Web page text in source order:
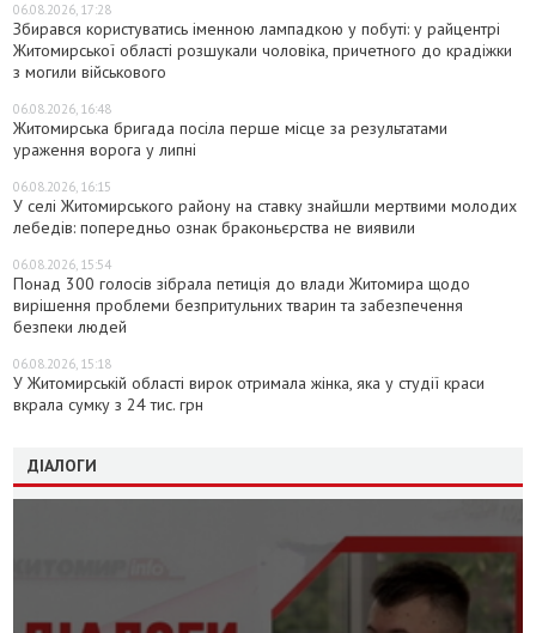
06.08.2026, 17:28
Збирався користуватись іменною лампадкою у побуті: у райцентрі
Житомирської області розшукали чоловіка, причетного до крадіжки
з могили військового
06.08.2026, 16:48
Житомирська бригада посіла перше місце за результатами
ураження ворога у липні
06.08.2026, 16:15
У селі Житомирського району на ставку знайшли мертвими молодих
лебедів: попередньо ознак браконьєрства не виявили
06.08.2026, 15:54
Понад 300 голосів зібрала петиція до влади Житомира щодо
вирішення проблеми безпритульних тварин та забезпечення
безпеки людей
06.08.2026, 15:18
У Житомирській області вирок отримала жінка, яка у студії краси
вкрала сумку з 24 тис. грн
ДІАЛОГИ